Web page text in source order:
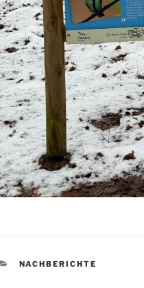
KATEGORIEN
NACHBERICHTE